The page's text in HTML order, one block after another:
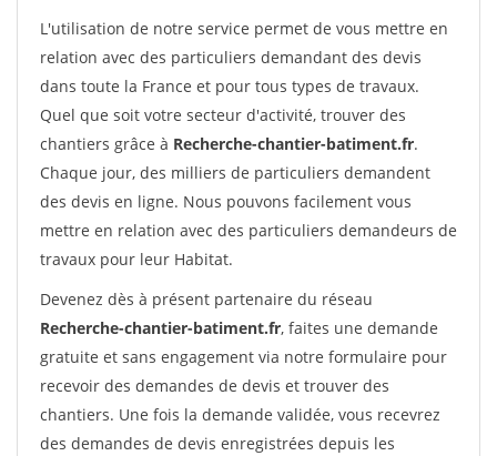
L'utilisation de notre service permet de vous mettre en
relation avec des particuliers demandant des devis
dans toute la France et pour tous types de travaux.
Quel que soit votre secteur d'activité, trouver des
chantiers grâce à Recherche-chantier-batiment.fr.
Chaque jour, des milliers de particuliers demandent
des devis en ligne. Nous pouvons facilement vous
mettre en relation avec des particuliers demandeurs de
travaux pour leur Habitat.
Devenez dès à présent partenaire du réseau
Recherche-chantier-batiment.fr, faites une demande
gratuite et sans engagement via notre formulaire pour
recevoir des demandes de devis et trouver des
chantiers. Une fois la demande validée, vous recevrez
des demandes de devis enregistrées depuis les